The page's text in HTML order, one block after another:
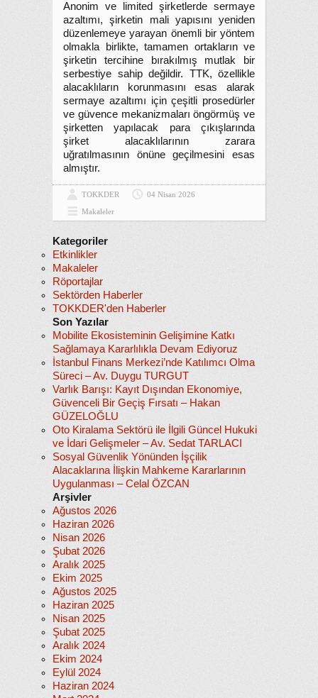
Anonim ve limited şirketlerde sermaye
azaltımı, şirketin mali yapısını yeniden
düzenlemeye yarayan önemli bir yöntem
olmakla birlikte, tamamen ortakların ve
şirketin tercihine bırakılmış mutlak bir
serbestiye sahip değildir. TTK, özellikle
alacaklıların korunmasını esas alarak
sermaye azaltımı için çeşitli prosedürler
ve güvence mekanizmaları öngörmüş ve
şirketten yapılacak para çıkışlarında
şirket alacaklılarının zarara
uğratılmasının önüne geçilmesini esas
almıştır.
TOKKDER
04 Nisan 2026
Makaleler
Kategoriler
Etkinlikler
Makaleler
Röportajlar
Sektörden Haberler
TOKKDER'den Haberler
Son Yazılar
Mobilite Ekosisteminin Gelişimine Katkı
Sağlamaya Kararlılıkla Devam Ediyoruz
İstanbul Finans Merkezi’nde Katılımcı Olma
Süreci – Av. Duygu TURGUT
Varlık Barışı: Kayıt Dışından Ekonomiye,
Güvenceli Bir Geçiş Fırsatı – Hakan
GÜZELOĞLU
Oto Kiralama Sektörü ile İlgili Güncel Hukuki
ve İdari Gelişmeler – Av. Sedat TARLACI
Sosyal Güvenlik Yönünden İşçilik
Alacaklarına İlişkin Mahkeme Kararlarının
Uygulanması – Celal ÖZCAN
Arşivler
Ağustos 2026
Haziran 2026
Nisan 2026
Şubat 2026
Aralık 2025
Ekim 2025
Ağustos 2025
Haziran 2025
Nisan 2025
Şubat 2025
Aralık 2024
Ekim 2024
Eylül 2024
Haziran 2024